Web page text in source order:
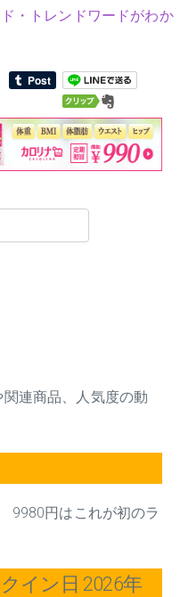
・トレンドワードがわか
連商品、人気度の動
9980円はこれが初のラ
イン日 2026年